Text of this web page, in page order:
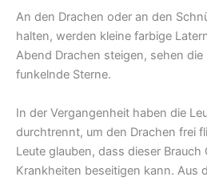
An den Drachen oder an den
halten, werden kleine farbige
Abend Drachen steigen, sehen die
funkelnde Sterne.
In der Vergangenheit haben die
durchtrennt, um den Drachen frei
Leute glauben, dass dieser Brauch
Krankheiten beseitigen kann. Aus